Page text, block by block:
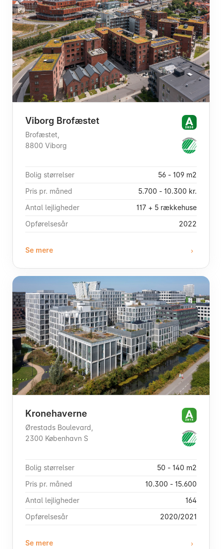
Viborg Brofæstet
Brofæstet,
8800 Viborg
Bolig størrelser
56 - 109 m2
Pris pr. måned
5.700 - 10.300 kr.
Antal lejligheder
117 + 5 rækkehuse
Opførelsesår
2022
Se mere
Kronehaverne
Ørestads Boulevard,
2300 København S
Bolig størrelser
50 - 140 m2
Pris pr. måned
10.300 - 15.600
Antal lejligheder
164
Opførelsesår
2020/2021
Se mere